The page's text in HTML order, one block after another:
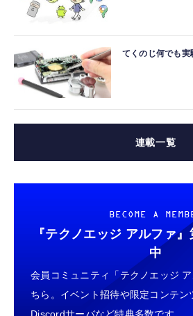
てくのじ何でも実
連載一覧
BECOME A
『テクノエッジ アルファ』
中
会員コミュニティ「テクノエッジ
ちら。イベント招待や限定コンテン